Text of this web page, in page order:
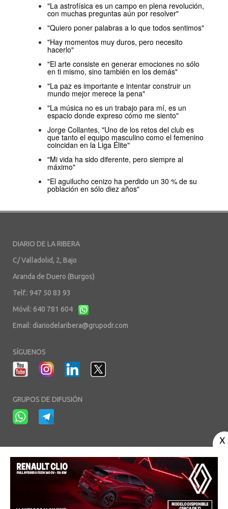
"La astrofísica es un campo en plena revolución,
con muchas preguntas aún por resolver"
"Quiero poner palabras a lo que todos sentimos"
"Hay momentos muy duros, pero necesito
hacerlo"
"El arte consiste en generar emociones no sólo
en ti mismo, sino también en los demás"
"La paz es importante e intentar construir un
mundo mejor merece la pena"
"La música no es un trabajo para mí, es un
espacio donde expreso cómo me siento"
Jorge Collantes, "Uno de los retos del club es
que tanto el equipo masculino como el femenino
coincidan en la Liga Élite"
"Mi vida ha sido diferente, pero siempre al
máximo"
"El aguilucho cenizo ha perdido un 30 % de su
población en sólo diez años"
DIARIO DE LA RIBERA
C/ Valladolid, 2, Bajo
Aranda de Duero (Burgos)
Telf.: 947 50 83 93
Móvil: 640 781 604
Email: diariodelaribera@grupodr.com
SÍGUENOS
GRUPOS DE DIFUSIÓN
Aviso Legal - Política de Privacidad-Política de Cookies - Área privada